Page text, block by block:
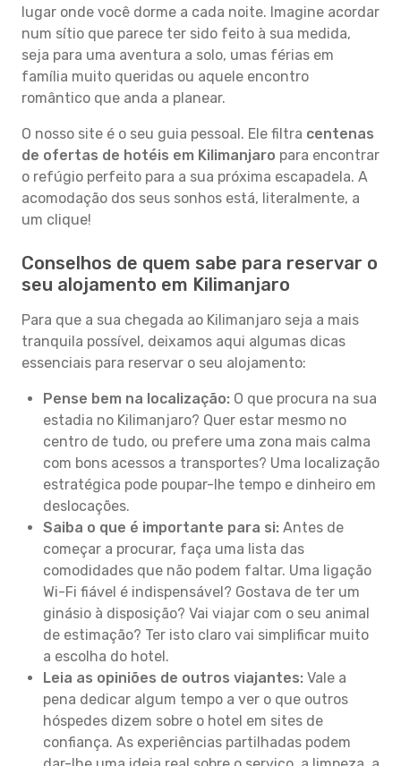
lugar onde você dorme a cada noite. Imagine acordar
num sítio que parece ter sido feito à sua medida,
seja para uma aventura a solo, umas férias em
família muito queridas ou aquele encontro
romântico que anda a planear.
O nosso site é o seu guia pessoal. Ele filtra centenas
de ofertas de hotéis em Kilimanjaro para encontrar
o refúgio perfeito para a sua próxima escapadela. A
acomodação dos seus sonhos está, literalmente, a
um clique!
Conselhos de quem sabe para reservar o
seu alojamento em Kilimanjaro
Para que a sua chegada ao Kilimanjaro seja a mais
tranquila possível, deixamos aqui algumas dicas
essenciais para reservar o seu alojamento:
Pense bem na localização: O que procura na sua
estadia no Kilimanjaro? Quer estar mesmo no
centro de tudo, ou prefere uma zona mais calma
com bons acessos a transportes? Uma localização
estratégica pode poupar-lhe tempo e dinheiro em
deslocações.
Saiba o que é importante para si: Antes de
começar a procurar, faça uma lista das
comodidades que não podem faltar. Uma ligação
Wi-Fi fiável é indispensável? Gostava de ter um
ginásio à disposição? Vai viajar com o seu animal
de estimação? Ter isto claro vai simplificar muito
a escolha do hotel.
Leia as opiniões de outros viajantes: Vale a
pena dedicar algum tempo a ver o que outros
hóspedes dizem sobre o hotel em sites de
confiança. As experiências partilhadas podem